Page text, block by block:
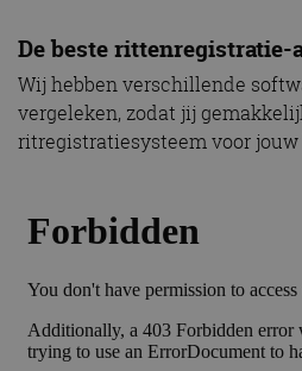
De beste rittenregistratie-
Wij hebben verschillende
vergeleken, zodat jij
ritregistratiesysteem voor